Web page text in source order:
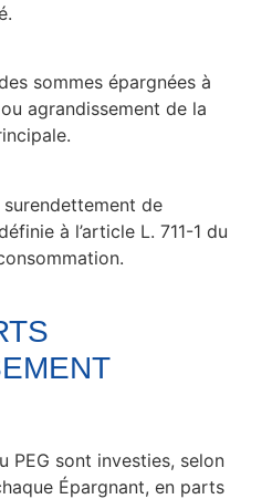
sommes épargnées à
agrandissement de la
de
à l’article L. 711-1 du
PEG sont investies, selon
Épargnant, en parts